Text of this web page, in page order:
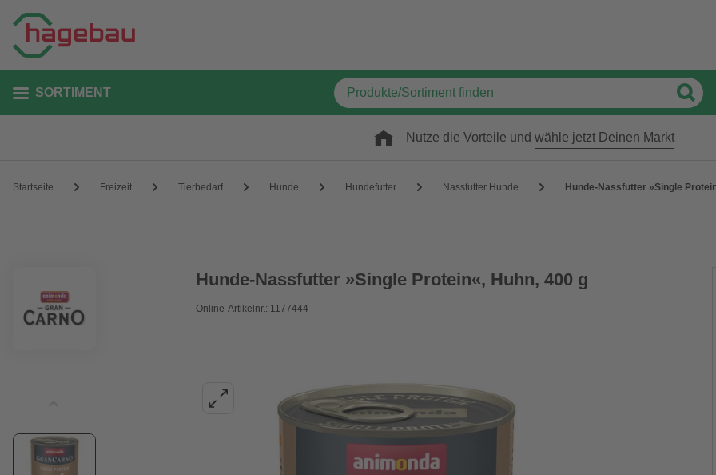
SORTIMENT
Nutze die Vorteile und wähle jetzt Deinen Markt
Startseite Freizeit Tierbedarf Hunde Hundefutter Nassfutter Hunde Hunde-Nassfutter »Single
Hunde-Nassfutter »Single Protein«, Huhn, 400 g
Online-Artikelnr.: 1177444